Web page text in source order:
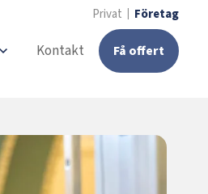
Privat Företag
Kontakt Få offert